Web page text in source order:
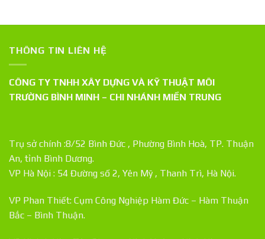
THÔNG TIN LIÊN HỆ
CÔNG TY TNHH XÂY DỰNG VÀ KỸ THUẬT MÔI
TRƯỜNG BÌNH MINH – CHI NHÁNH MIỀN TRUNG
Trụ sở chính :8/52 Bình Đức , Phường Bình Hoà, TP. Thuận
An, tỉnh Bình Dương.
VP Hà Nội : 54 Đường số 2, Yên Mỹ , Thanh Trì, Hà Nội.
VP Phan Thiết: Cụm Công Nghiệp Hàm Đức – Hàm Thuận
Bắc – Bình Thuận.